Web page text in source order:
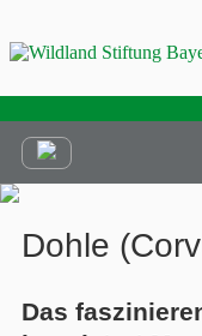
Dohle
Das